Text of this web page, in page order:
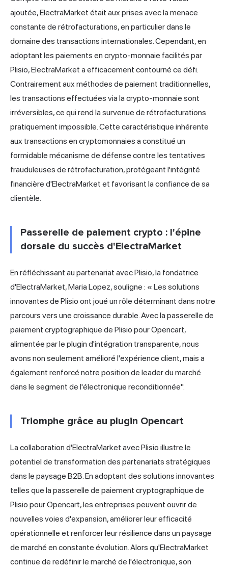
ajoutée, ElectraMarket était aux prises avec la menace
constante de rétrofacturations, en particulier dans le
domaine des transactions internationales. Cependant, en
adoptant les paiements en crypto-monnaie facilités par
Plisio, ElectraMarket a efficacement contourné ce défi.
Contrairement aux méthodes de paiement traditionnelles,
les transactions effectuées via la crypto-monnaie sont
irréversibles, ce qui rend la survenue de rétrofacturations
pratiquement impossible. Cette caractéristique inhérente
aux transactions en cryptomonnaies a constitué un
formidable mécanisme de défense contre les tentatives
frauduleuses de rétrofacturation, protégeant l'intégrité
financière d'ElectraMarket et favorisant la confiance de sa
clientèle.
Passerelle de paiement crypto : l'épine
dorsale du succès d'ElectraMarket
En réfléchissant au partenariat avec Plisio, la fondatrice
d'ElectraMarket, Maria Lopez, souligne : « Les solutions
innovantes de Plisio ont joué un rôle déterminant dans notre
parcours vers une croissance durable. Avec la passerelle de
paiement cryptographique de Plisio pour Opencart,
alimentée par le plugin d'intégration transparente, nous
avons non seulement amélioré l'expérience client, mais a
également renforcé notre position de leader du marché
dans le segment de l'électronique reconditionnée".
Triomphe grâce au plugin Opencart
La collaboration d'ElectraMarket avec Plisio illustre le
potentiel de transformation des partenariats stratégiques
dans le paysage B2B. En adoptant des solutions innovantes
telles que la passerelle de paiement cryptographique de
Plisio pour Opencart, les entreprises peuvent ouvrir de
nouvelles voies d'expansion, améliorer leur efficacité
opérationnelle et renforcer leur résilience dans un paysage
de marché en constante évolution. Alors qu'ElectraMarket
continue de redéfinir le marché de l'électronique, son